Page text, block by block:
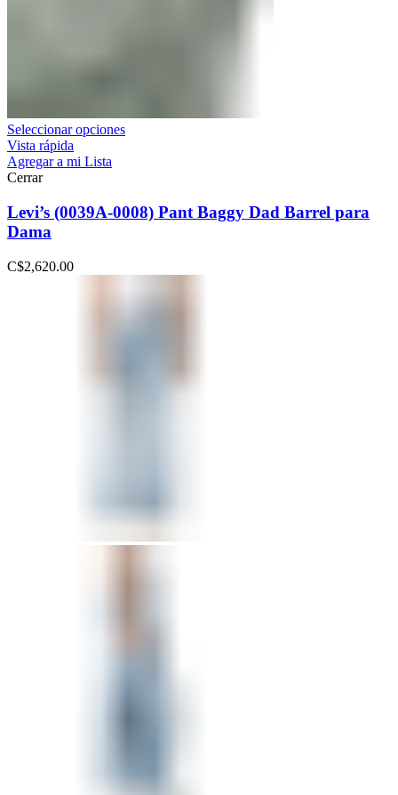
Seleccionar opciones
Vista rápida
Agregar a mi Lista
Cerrar
Levi’s (0039A-0008) Pant Baggy Dad Barrel para
Dama
C$2,620.00